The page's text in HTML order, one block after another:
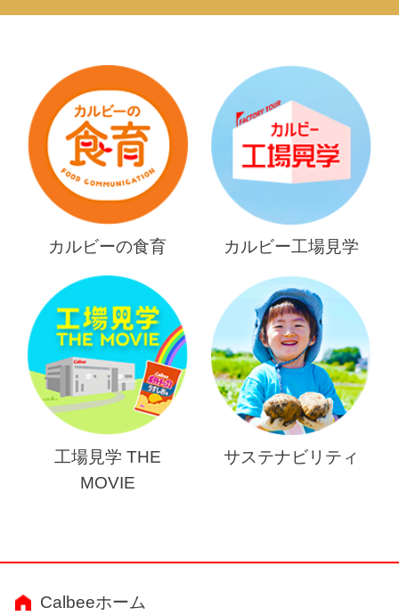
カルビーの食育 カルビー工場見学
工場見学 THE
MOVIE
サステナビリティ
Calbeeホーム